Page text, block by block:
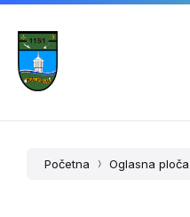
Početna Oglasna ploča